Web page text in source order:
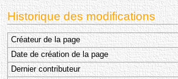
Historique des modifications
Créateur de la page
Date de création de la page
Dernier contributeur